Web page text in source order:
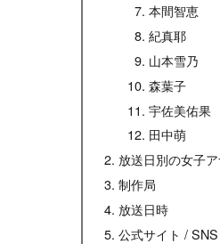
本間智恵
紀真耶
山本雪乃
森葉子
宇佐美佑果
田中萌
放送日別の女子
制作局
放送日時
公式サイト / SNS